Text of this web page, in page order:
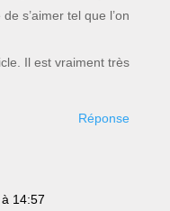
s’aimer tel que l’on
Il est vraiment très
Réponse
14:57